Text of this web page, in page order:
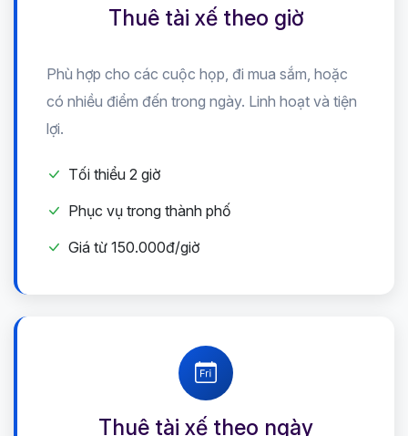
Thuê tài xế theo giờ
Phù hợp cho các cuộc họp, đi mua sắm, hoặc
có nhiều điểm đến trong ngày. Linh hoạt và tiện
lợi.
Tối thiểu 2 giờ
Phục vụ trong thành phố
Giá từ 150.000đ/giờ
Thuê tài xế theo ngày